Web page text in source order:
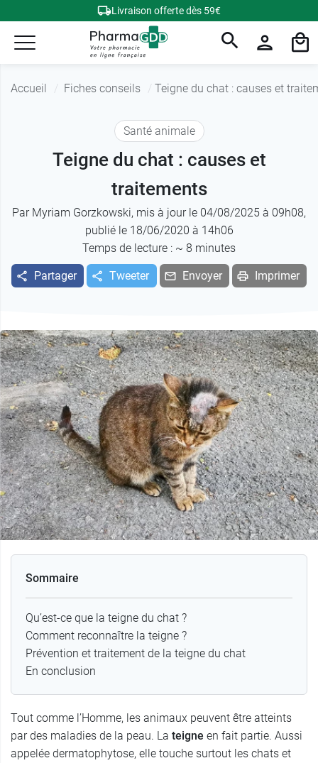
Livraison offerte dès 59€
Accueil Fiches conseils Teigne du chat : causes et
Santé animale
Teigne du chat : causes et
traitements
Par Myriam Gorzkowski, mis à jour le 04/08/2025 à 09h08,
publié le 18/06/2020 à 14h06
Temps de lecture : ~ 8 minutes
Partager Tweeter Envoyer Imprimer
Sommaire
Qu’est-ce que la teigne du chat ?
Comment reconnaître la teigne ?
Prévention et traitement de la teigne du chat
En conclusion
Tout comme l’Homme, les animaux peuvent être atteints
par des maladies de la peau. La teigne en fait partie. Aussi
appelée dermatophytose, elle touche surtout les chats et